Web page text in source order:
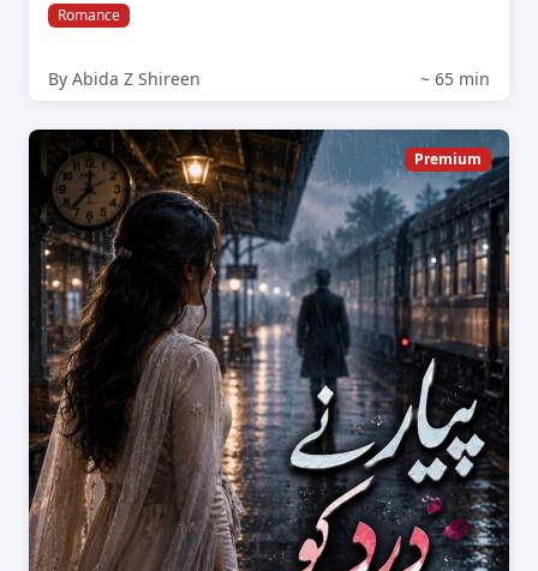
Romance
By Abida Z Shireen ~ 65 min
Premium